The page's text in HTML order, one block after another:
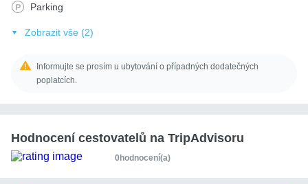
Parking
Zobrazit vše (2)
Informujte se prosím u ubytování o případných dodatečných
poplatcích.
Hodnocení cestovatelů na TripAdvisoru
0hodnocení(a)